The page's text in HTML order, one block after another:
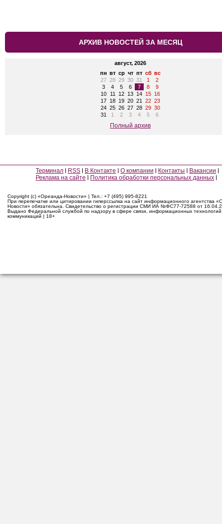
АРХИВ НОВОСТЕЙ ЗА МЕСЯЦ
август, 2026
пн вт ср чт пт сб вс
27 28 29 30 31 1
2
3
4 5 6 7 8
9
10
11 12 13 14 15 16
17 18 19 20 21 22 23
24 25 26 27 28 29 30
31
1 2 3 4 5 6
Полный архив
Терминал RSS В Контакте О компании Контакты
Вакансии
Реклама на сайте
Политика обработки персональных данных
Copyright (c) «Ореанда-Новости» | Тел.: +7 (495) 995-8221
При перепечатке или цитировании гиперссылка на сайт информационного агентства
Новости» обязательна. Свидетельство о регистрации СМИ ИА №ФС77-72588 от
Выдано Федеральной службой по надзору в сфере связи, информационных
коммуникаций | 18+